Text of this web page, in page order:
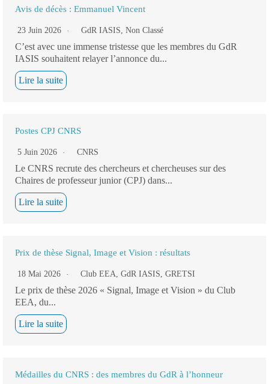
Avis de décès : Emmanuel Vincent
23 Juin 2026 GdR IASIS, Non Classé
C’est avec une immense tristesse que les membres du GdR
IASIS souhaitent relayer l’annonce du...
Lire la suite
Postes CPJ CNRS
5 Juin 2026 CNRS
Le CNRS recrute des chercheurs et chercheuses sur des
Chaires de professeur junior (CPJ) dans...
Lire la suite
Prix de thèse Signal, Image et Vision : résultats
18 Mai 2026 Club EEA, GdR IASIS, GRETSI
Le prix de thèse 2026 « Signal, Image et Vision » du Club
EEA, du...
Lire la suite
Médailles du CNRS : des membres du GdR à l’honneur